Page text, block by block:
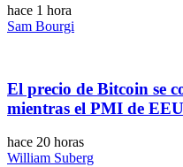
hace 1 hora
Sam Bourgi
El precio de Bitcoin se
mientras el PMI de
hace 20 horas
William Suberg